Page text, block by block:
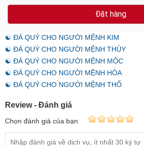
Đặt hàng
☯ ĐÁ QUÝ CHO NGƯỜI MỆNH KIM
☯ ĐÁ QUÝ CHO NGƯỜI MỆNH THỦY
☯ ĐÁ QUÝ CHO NGƯỜI MỆNH MỘC
☯ ĐÁ QUÝ CHO NGƯỜI MỆNH HỎA
☯ ĐÁ QUÝ CHO NGƯỜI MỆNH THỔ
Review - Đánh giá
Chọn đánh giá của bạn